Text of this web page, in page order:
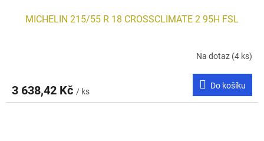
MICHELIN 215/55 R 18 CROSSCLIMATE 2 95H FSL
Na dotaz (4 ks)
3 638,42 Kč / ks
Do košíku